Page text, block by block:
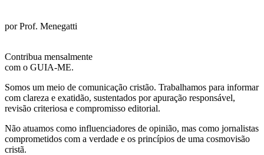
por Prof. Menegatti
Contribua mensalmente
com o GUIA-ME.
Somos um meio de comunicação cristão. Trabalhamos para informar
com clareza e exatidão, sustentados por apuração responsável,
revisão criteriosa e compromisso editorial.
Não atuamos como influenciadores de opinião, mas como jornalistas
comprometidos com a verdade e os princípios de uma cosmovisão
cristã.